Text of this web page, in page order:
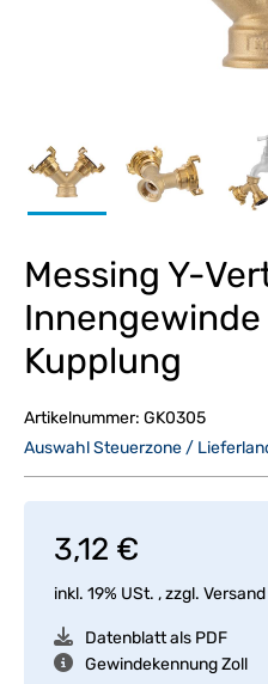
Messing Y-
Innengewinde
Kupplung
Artikelnummer: GK0305
Auswahl Steuerzone /
3,12 €
inkl. 19% USt. , zzgl. Versand
Datenblatt als PDF
Gewindekennung Zoll